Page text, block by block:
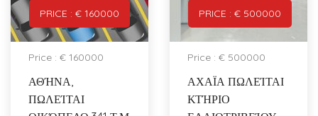
PRICE : € 160000
Price : € 160000
ΑΘΉΝΑ,
ΠΩΛΕΊΤΑΙ
PRICE : € 500000
Price : € 500000
ΑΧΑΪΑ ΠΩΛΕΊΤΑΙ
ΚΤΉΡΙΟ